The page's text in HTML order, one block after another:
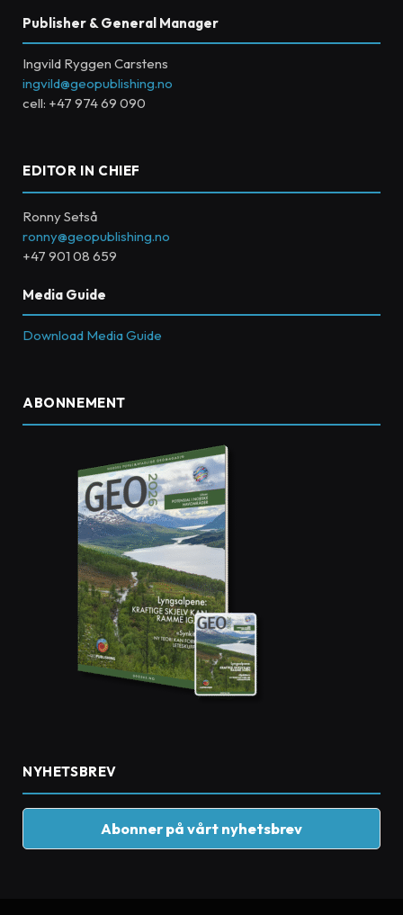
Publisher & General Manager
Ingvild Ryggen Carstens
ingvild@geopublishing.no
cell: +47 974 69 090
EDITOR IN CHIEF
Ronny Setså
ronny@geopublishing.no
+47 901 08 659
Media Guide
Download Media Guide
ABONNEMENT
NYHETSBREV
Abonner på vårt nyhetsbrev